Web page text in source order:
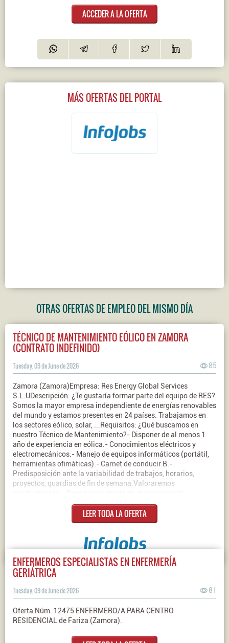
ACCEDER A LA OFERTA
MÁS OFERTAS DEL PORTAL
OTRAS OFERTAS DE EMPLEO DEL MISMO DÍA
TÉCNICO DE MANTENIMIENTO EÓLICO EN ZAMORA
(CONTRATO INDEFINIDO)
Tuesday, 09 de June de 2026 85
Zamora (Zamora)Empresa: Res Energy Global Services
S.L.UDescripción: ¿Te gustaría formar parte del equipo de RES?
Somos la mayor empresa independiente de energías renovables
del mundo y estamos presentes en 24 países. Trabajamos en
los sectores eólico, solar, ...Requisitos: ¿Qué buscamos en
nuestro Técnico de Mantenimiento?- Disponer de al menos 1
año de experiencia en eólica.- Conocimientos eléctricos y
electromecánicos.- Manejo de equipos informáticos (portátil,
herramientas ofimáticas).- Carnet de conducir B.-
Predisposición ante la variabilidad de trabajos, horarios,
proyectos, guardias de fin de semana.Valoraremos
eléctrico.- Formación en rama eléctrica, mecánica o
informática.- Experiencia en trabajos de campo.- Estar en
posesión de curso de PRL 60 horas. - GWO en vigor.Contrato:
LEER TODA LA OFERTA
ENFERMEROS ESPECIALISTAS EN ENFERMERÍA
GERIÁTRICA
Tuesday, 09 de June de 2026 81
Oferta Núm. 12475 ENFERMERO/A PARA CENTRO
RESIDENCIAL de Fariza (Zamora).